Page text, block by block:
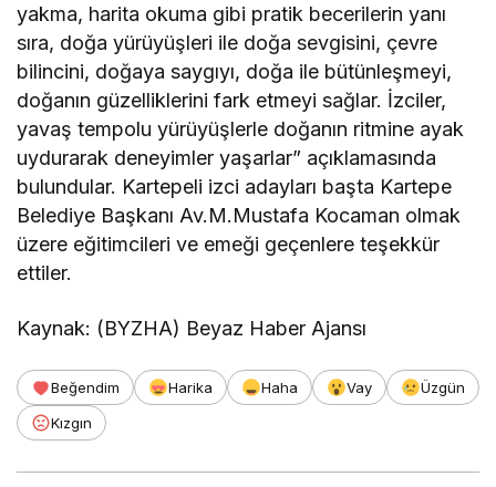
yakma, harita okuma gibi pratik becerilerin yanı
sıra, doğa yürüyüşleri ile doğa sevgisini, çevre
bilincini, doğaya saygıyı, doğa ile bütünleşmeyi,
doğanın güzelliklerini fark etmeyi sağlar. İzciler,
yavaş tempolu yürüyüşlerle doğanın ritmine ayak
uydurarak deneyimler yaşarlar” açıklamasında
bulundular. Kartepeli izci adayları başta Kartepe
Belediye Başkanı Av.M.Mustafa Kocaman olmak
üzere eğitimcileri ve emeği geçenlere teşekkür
ettiler.
Kaynak: (BYZHA) Beyaz Haber Ajansı
Beğendim Harika Haha Vay
Üzgün
Kızgın